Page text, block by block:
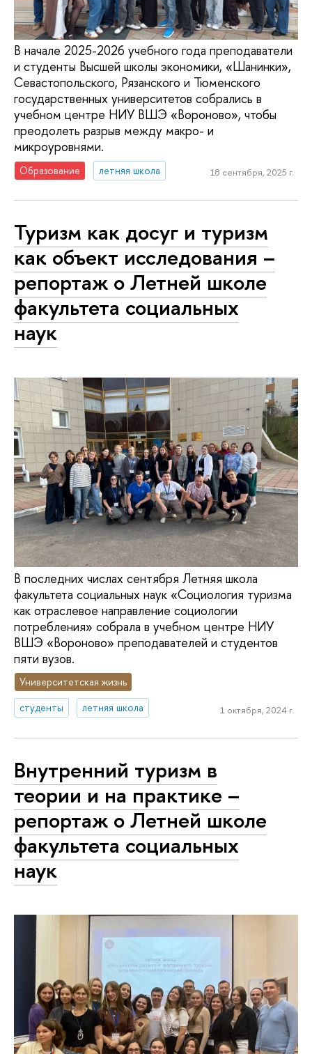
В начале 2025-2026 учебного года преподаватели
и студенты Высшей школы экономики, «Шанинки»,
Севастопольского, Рязанского и Тюменского
государственных университетов собрались в
учебном центре НИУ ВШЭ «Вороново», чтобы
преодолеть разрыв между макро- и
микроуровнями.
Образование летняя школа 18 сентября, 2025 г.
Туризм как досуг и туризм
как объект исследования –
репортаж о Летней школе
факультета социальных
наук
В последних числах сентября Летняя школа
факультета социальных наук «Социология туризма
как отраслевое направление социологии
потребления» собрала в учебном центре НИУ
ВШЭ «Вороново» преподавателей и студентов
пяти вузов.
Университетская жизнь
студенты
летняя школа 1 октября, 2024 г.
Внутренний туризм в
теории и на практике –
репортаж о Летней школе
факультета социальных
наук